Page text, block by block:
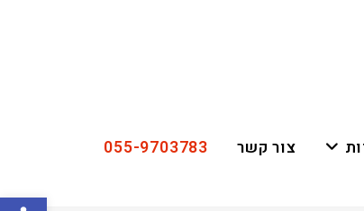
צור קשר 055-9703783